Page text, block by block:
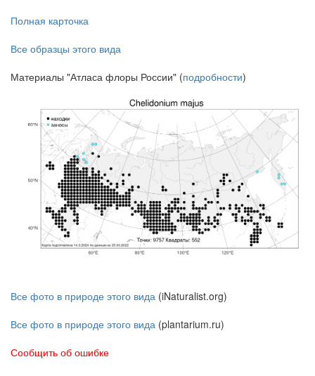
Полная карточка
Все образцы этого вида
Материалы "Атласа флоры России" (подробности)
Все фото в природе этого вида (iNaturalist.org)
Все фото в природе этого вида (plantarium.ru)
Сообщить об ошибке